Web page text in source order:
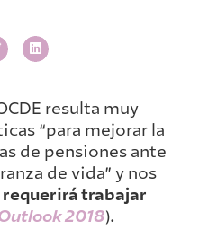
resulta muy
“para mejorar la
de pensiones ante
de vida” y nos
requerirá trabajar
2018).